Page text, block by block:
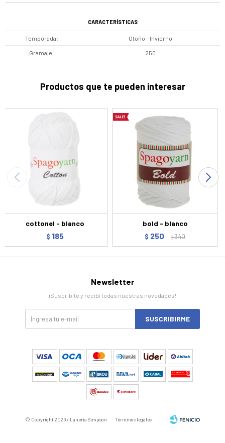
CARACTERÍSTICAS
Temporada Otoño - Invierno
Gramaje 250
Productos que te pueden interesar
cottonel - blanco
$ 185
bold - blanco
$ 250 $340
Newsletter
¡Suscribite y recibí todas nuestras novedades!
SUSCRIBIRME
© Copyright 2026 / Laneria Simpson Términos legales